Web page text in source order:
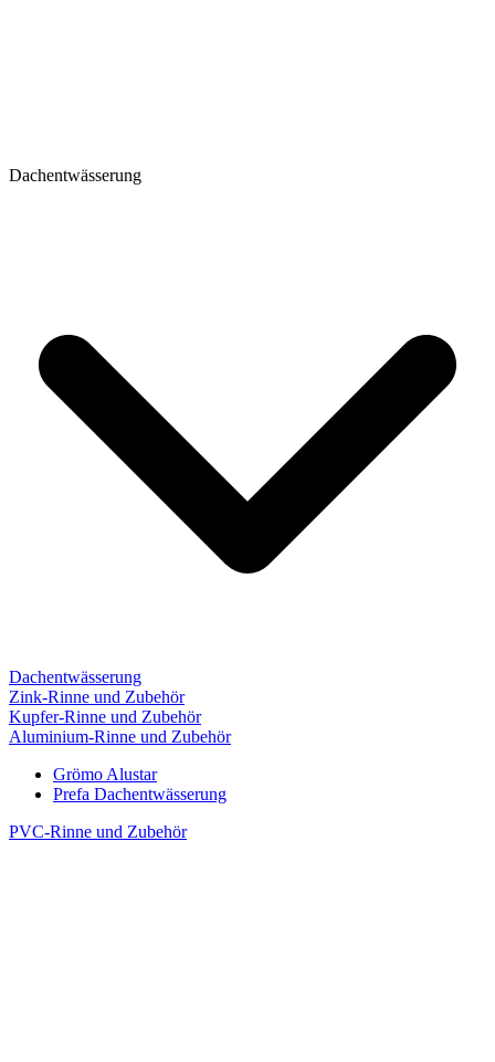
Dachentwässerung
Dachentwässerung
Zink-Rinne und Zubehör
Kupfer-Rinne und Zubehör
Aluminium-Rinne und Zubehör
Grömo Alustar
Prefa Dachentwässerung
PVC-Rinne und Zubehör